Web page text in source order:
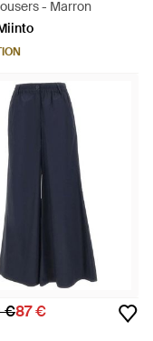
- Marron
€87 €